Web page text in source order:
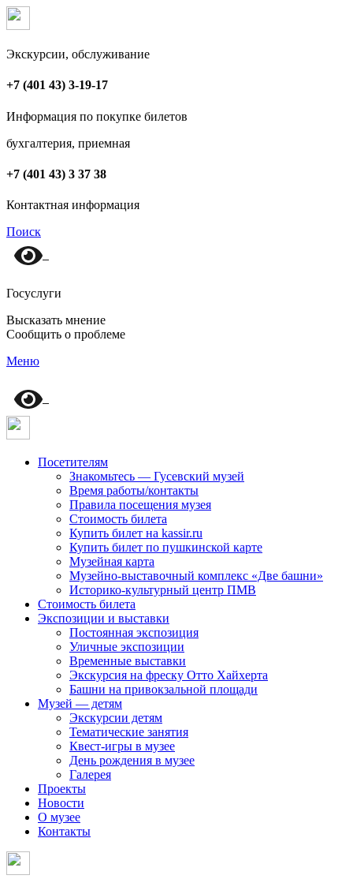
Экскурсии, обслуживание
+7 (401 43) 3-19-17
Информация по покупке билетов
бухгалтерия, приемная
+7 (401 43) 3 37 38
Контактная информация
Поиск
Госуслуги
Высказать мнение
Сообщить о проблеме
Меню
Посетителям
Знакомьтесь — Гусевский музей
Время работы/контакты
Правила посещения музея
Стоимость билета
Купить билет на kassir.ru
Купить билет по пушкинской карте
Музейная карта
Музейно-выставочный комплекс «Две башни»
Историко-культурный центр ПМВ
Стоимость билета
Экспозиции и выставки
Постоянная экспозиция
Уличные экспозиции
Временные выставки
Экскурсия на фреску Отто Хайхерта
Башни на привокзальной площади
Музей — детям
Экскурсии детям
Тематические занятия
Квест-игры в музее
День рождения в музее
Галерея
Проекты
Новости
О музее
Контакты